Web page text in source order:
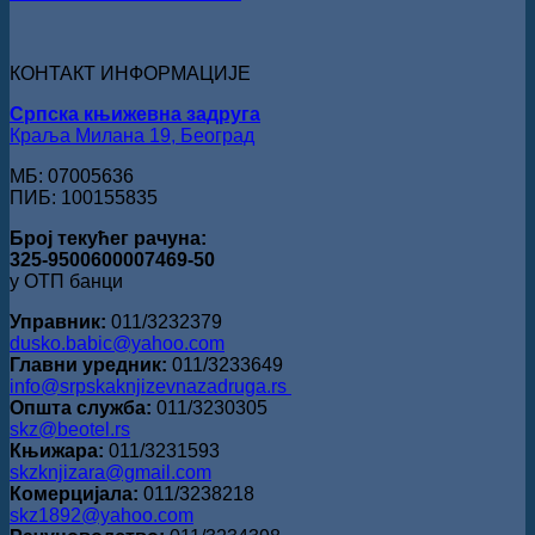
КОНТАКТ ИНФОРМАЦИЈЕ
Српска књижевна задруга
Краља Милана 19, Београд
МБ: 07005636
ПИБ: 100155835
Број текућег рачуна:
325-9500600007469-50
у ОТП банци
Управник: 011/3232379
dusko.babic@yahoo.com
Главни уредник: 011/3233649
info@srpskaknjizevnazadruga.rs
Општа служба: 011/3230305
skz@beotel.rs
Књижара: 011/3231593
skzknjizara@gmail.com
Комерцијала: 011/3238218
skz1892@yahoo.com